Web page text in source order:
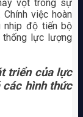
vọt trong sự
việc hoàn
nhịp độ tiến bộ
lực lượng
triển của lực
hình thức